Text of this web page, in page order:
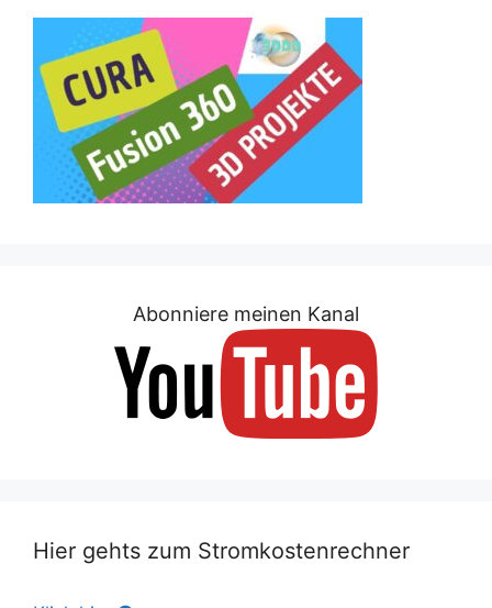
Abonniere meinen Kanal
Hier gehts zum Stromkostenrechner